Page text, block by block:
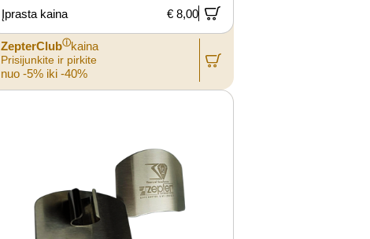
Įprasta kaina € 8,00
ZepterClubⓘkaina
Prisijunkite ir pirkite
nuo -5% iki -40%